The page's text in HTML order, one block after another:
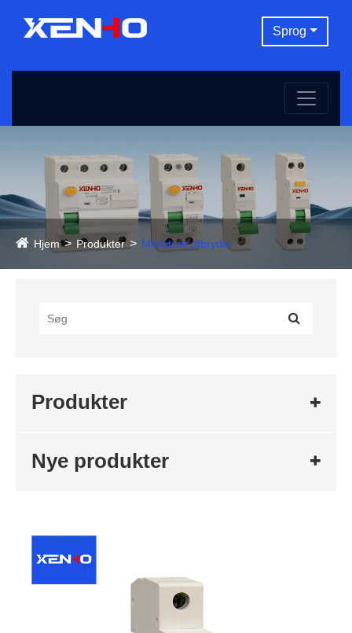
Sprog
Hjem Produkter Miniature afbryder
Produkter
Nye produkter